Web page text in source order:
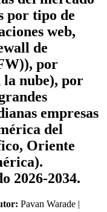
por tipo de
web,
de
por
nube), por
empresas
del
Oriente
2026-2034.
Pavan Warade |